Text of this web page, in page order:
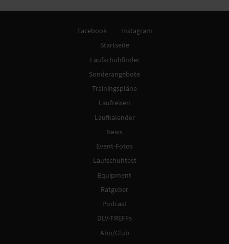
Facebook
Instagram
Startseite
Laufschuhfinder
Sonderangebote
Trainingspläne
Laufreisen
Laufkalender
News
Event-Fotos
Laufschuhtest
Equipment
Ratgeber
Podcast
DLV-TREFFs
Abo/Club